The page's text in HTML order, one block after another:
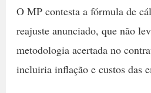
O MP contesta a fórmula de
reajuste anunciado, que não
metodologia acertada no
incluiria inflação e custos das